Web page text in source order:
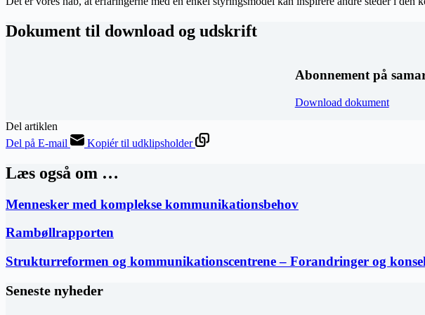
Dokument til download og udskrift
Abonnement på
Download dokument
Del artiklen
Del på E-mail
Kopiér til udklipsholder
Læs også om …
Mennesker med komplekse kommunikationsbehov
Rambøllrapporten
Strukturreformen og kommunikationscentrene – Forandringer og
Seneste nyheder